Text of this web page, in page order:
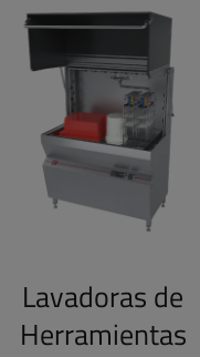
Lavadoras de
Herramientas